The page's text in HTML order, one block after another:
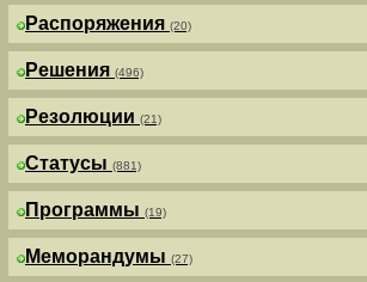
Распоряжения (20)
Решения (496)
Резолюции (21)
Статусы (881)
Программы (19)
Меморандумы (27)